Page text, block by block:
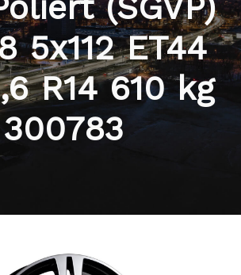
5x112 ET44
R14 610 kg
300783